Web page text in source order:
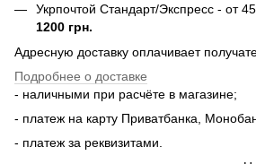
Укрпочтой Стандарт/Экспресс - от
1200 грн.
Адресную доставку оплачивает
Подробнее о доставке
- наличными при расчёте в магазине;
- платеж на карту Приватбанка,
- платеж за реквизитами.